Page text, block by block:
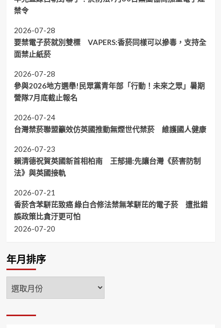
禁令
2026-07-28
要禁電子菸就別雙標 VAPERS:香菸同樣可以摻毒，支持全
面禁止紙菸
2026-07-28
參與2026地方選舉!民眾黨青年部「行動！未來之眾」暑期
營隊7月底截止報名
2026-07-24
台灣禁菸聯盟籲效仿英國推動無煙世代禁菸 維護國人健康
2026-07-23
賴清德祝賀英國新首相柏南 王郁揚:先讓台灣《菸害防制
法》與英國接軌
2026-07-21
香菸含苯駢芘致癌 綠白合修法禁無苯駢芘的電子菸 遭批錯
誤政策比貪汙更可怕
2026-07-20
年月排序
年
月
序